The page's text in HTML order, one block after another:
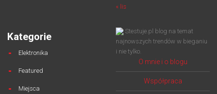
« lis
Kategorie
Elektronika
Featured
Miejsca
Stestuje.pl blog na temat
najnowszych trendów w bieganiu
i nie tylko.
O mnie i o blogu
Współpraca